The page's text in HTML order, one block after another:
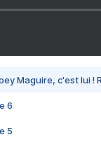
Maguire, c'est lui !
6
5